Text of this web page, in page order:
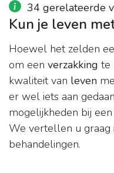
34 gerelateerde
Kun je leven
Hoewel het zelden
om een verzakking te
kwaliteit van leven
er wel iets aan
mogelijkheden bij een
We vertellen u graag
behandelingen.